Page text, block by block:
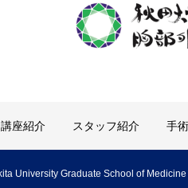
講座紹介 スタッフ紹介 手
University Graduate School of